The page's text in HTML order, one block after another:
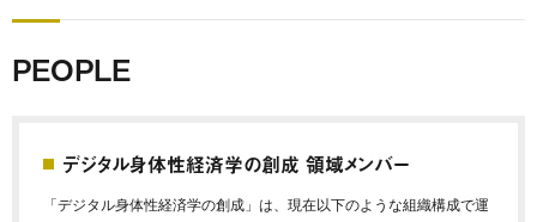
PEOPLE
デジタル身体性経済学の創成 領域メンバー
「デジタル身体性経済学の創成」は、現在以下のような組織構成で運